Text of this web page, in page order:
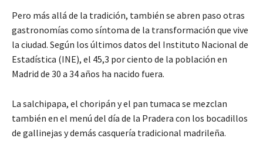
Pero más allá de la tradición, también se abren paso otras
gastronomías como síntoma de la transformación que vive
la ciudad. Según los últimos datos del Instituto Nacional de
Estadística (INE), el 45,3 por ciento de la población en
Madrid de 30 a 34 años ha nacido fuera.
La salchipapa, el choripán y el pan tumaca se mezclan
también en el menú del día de la Pradera con los bocadillos
de gallinejas y demás casquería tradicional madrileña.